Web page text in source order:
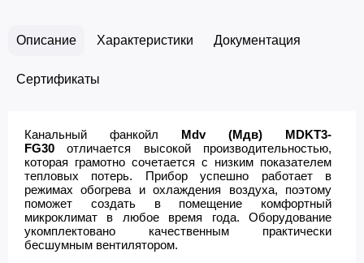
Описание Характеристики Документация
Сертификаты
Канальный фанкойл Mdv (Мдв) MDKT3-
FG30 отличается высокой производительностью,
которая грамотно сочетается с низким показателем
тепловых потерь. Прибор успешно работает в
режимах обогрева и охлаждения воздуха, поэтому
поможет создать в помещение комфортный
микроклимат в любое время года. Оборудование
укомплектовано качественным практически
бесшумным вентилятором.